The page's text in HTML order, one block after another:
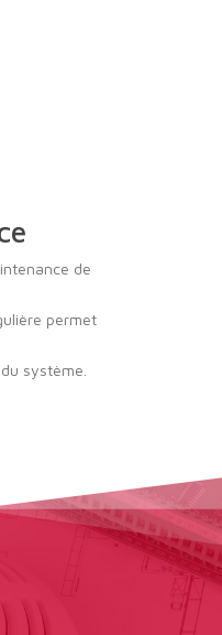
de
permet
système.